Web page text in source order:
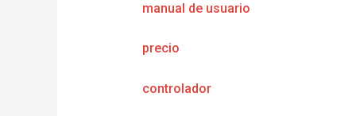
manual de usuario
precio
controlador